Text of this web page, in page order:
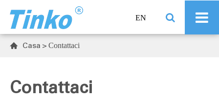
EN
 Casa Contattaci
Contattaci